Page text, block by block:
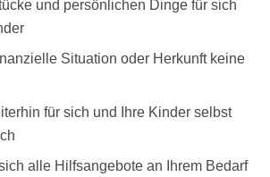
und persönlichen Dinge für sich
Situation oder Herkunft keine
für sich und Ihre Kinder selbst
alle Hilfsangebote an Ihrem Bedarf